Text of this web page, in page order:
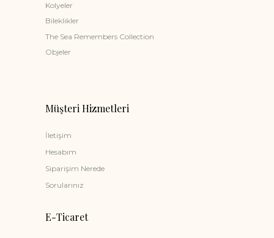
Kolyeler
Bileklikler
The Sea Remembers Collection
Objeler
Müşteri Hizmetleri
İletişim
Hesabım
Siparişim Nerede
Sorularınız
E-Ticaret